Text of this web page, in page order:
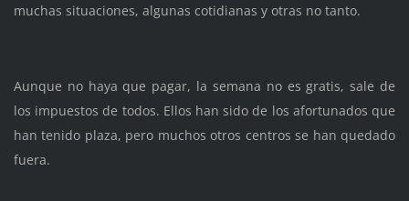
muchas situaciones, algunas cotidianas y otras no tanto.
Aunque no haya que pagar, la semana no es gratis, sale de
los impuestos de todos. Ellos han sido de los afortunados que
han tenido plaza, pero muchos otros centros se han quedado
fuera.